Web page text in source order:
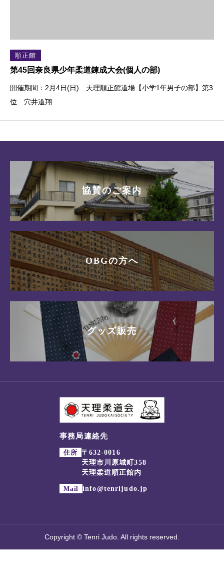
順正館
第45回奈良県少年柔道錬成大会(個人の部)
開催期間：2月4日(日) 天理順正館道場【小学1年男子の部】第3
位 穴井道翔
協賛のご案内
OBGの方へ
グッズ販売
事務局連絡先
住所
〒632-0016
天理市川原城町358
天理柔道順正館内
Mail info@tenrijudo.jp
Copyright © Tenri Judo. All rights reserved.